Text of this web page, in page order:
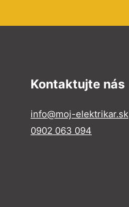
Kontaktujte nás
info@moj-elektrikar.sk
0902 063 094